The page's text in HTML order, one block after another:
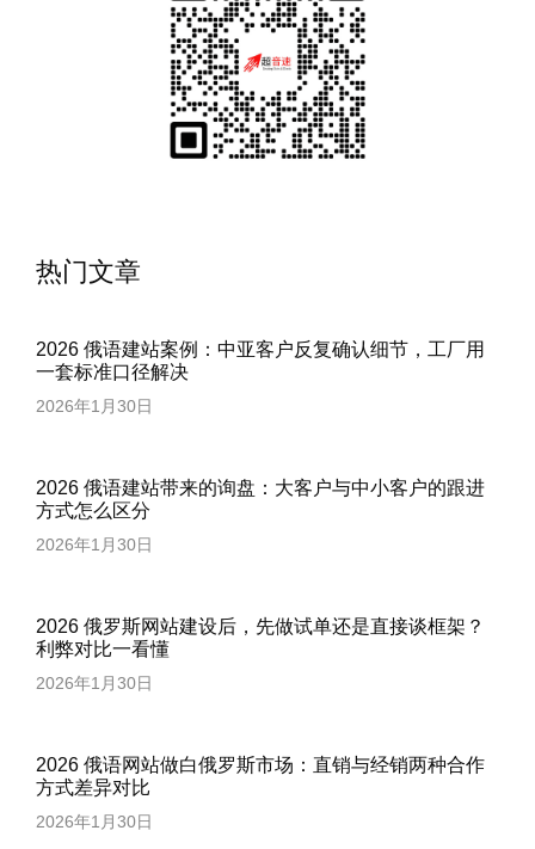
热门文章
2026 俄语建站案例：中亚客户反复确认细节，工厂用
一套标准口径解决
2026年1月30日
2026 俄语建站带来的询盘：大客户与中小客户的跟进
方式怎么区分
2026年1月30日
2026 俄罗斯网站建设后，先做试单还是直接谈框架？
利弊对比一看懂
2026年1月30日
2026 俄语网站做白俄罗斯市场：直销与经销两种合作
方式差异对比
2026年1月30日